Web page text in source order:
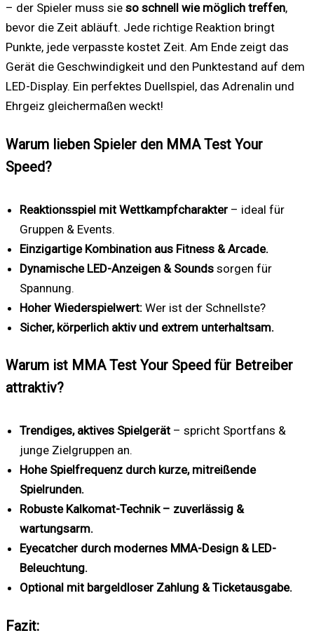
– der Spieler muss sie so schnell wie möglich treffen,
bevor die Zeit abläuft. Jede richtige Reaktion bringt
Punkte, jede verpasste kostet Zeit. Am Ende zeigt das
Gerät die Geschwindigkeit und den Punktestand auf dem
LED-Display. Ein perfektes Duellspiel, das Adrenalin und
Ehrgeiz gleichermaßen weckt!
Warum lieben Spieler den MMA Test Your
Speed?
Reaktionsspiel mit Wettkampfcharakter – ideal für
Gruppen & Events.
Einzigartige Kombination aus Fitness & Arcade.
Dynamische LED-Anzeigen & Sounds sorgen für
Spannung.
Hoher Wiederspielwert: Wer ist der Schnellste?
Sicher, körperlich aktiv und extrem unterhaltsam.
Warum ist MMA Test Your Speed für Betreiber
attraktiv?
Trendiges, aktives Spielgerät – spricht Sportfans &
junge Zielgruppen an.
Hohe Spielfrequenz durch kurze, mitreißende
Spielrunden.
Robuste Kalkomat-Technik – zuverlässig &
wartungsarm.
Eyecatcher durch modernes MMA-Design & LED-
Beleuchtung.
Optional mit bargeldloser Zahlung & Ticketausgabe.
Fazit: